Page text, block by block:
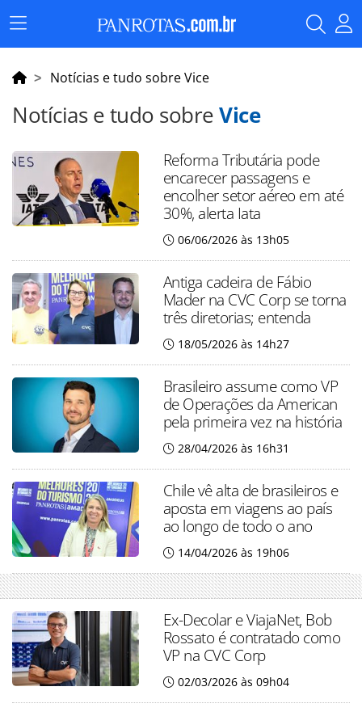
Menu
Principal
Notícias e tudo sobre Vice
Notícias e tudo sobreVice
Reforma Tributária pode
encarecer passagens e
encolher setor aéreo em até
30%, alerta Iata
06/06/2026 às 13h05
Antiga cadeira de Fábio
Mader na CVC Corp se torna
três diretorias; entenda
18/05/2026 às 14h27
Brasileiro assume como VP
de Operações da American
pela primeira vez na história
28/04/2026 às 16h31
Chile vê alta de brasileiros e
aposta em viagens ao país
ao longo de todo o ano
14/04/2026 às 19h06
Ex-Decolar e ViajaNet, Bob
Rossato é contratado como
VP na CVC Corp
02/03/2026 às 09h04